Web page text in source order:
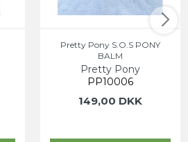
Pretty Pony S.O.S PONY
BALM
Pretty Pony
PP10006
149,00 DKK